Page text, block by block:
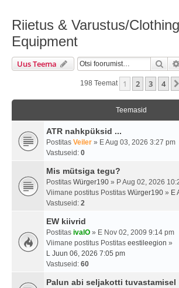
Riietus & Varustus/
Equipment
Uus Teema Otsi
198 Teemat 1 2 3 4
Teemasid
ATR nahkpüksid ...
Postitas Veiler » E Aug 03, 2026 3:27 pm
Vastuseid: 0
Mis mütsiga tegu?
Postitas Würger190 » P Aug 02, 2026
Viimane postitus Postitas Würger190 » E
Vastuseid: 2
EW kiivrid
Postitas ivalO » E Nov 02, 2009 9:14 pm
Viimane postitus Postitas eestileegion »
L Juun 06, 2026 7:05 pm
Vastuseid: 60
Palun abi seljakotti tuvastamisel